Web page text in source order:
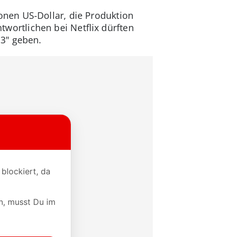
US-Dollar, die Produktion
bei Netflix dürften
geben.